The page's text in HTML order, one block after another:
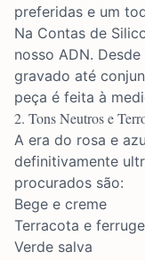
preferidas e um
Na Contas de
nosso ADN. Desde
gravado até
peça é feita à
2. Tons Neutros e
A era do rosa e
definitivamente
procurados são:
Bege e creme
Terracota e
Verde salva